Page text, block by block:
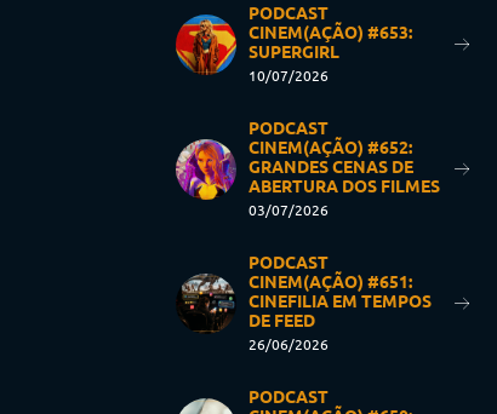
PODCAST
CINEM(AÇÃO) #653:
SUPERGIRL
10/07/2026
PODCAST
CINEM(AÇÃO) #652:
GRANDES CENAS DE
ABERTURA DOS FILMES
03/07/2026
PODCAST
CINEM(AÇÃO) #651:
CINEFILIA EM TEMPOS
DE FEED
26/06/2026
PODCAST